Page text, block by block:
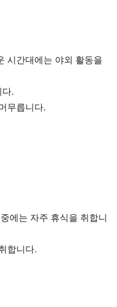
시간대에는 야외 활동을
.
무릅니다.
에는 자주 휴식을 취합니
합니다.